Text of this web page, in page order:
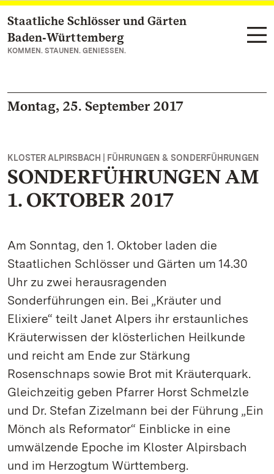
Zum Hauptinhalt springen
Staatliche Schlösser und Gärten
Baden‑Württemberg
KOMMEN. STAUNEN. GENIESSEN.
Montag, 25. September 2017
KLOSTER ALPIRSBACH | FÜHRUNGEN & SONDERFÜHRUNGEN
SONDERFÜHRUNGEN AM
1. OKTOBER 2017
Am Sonntag, den 1. Oktober laden die
Staatlichen Schlösser und Gärten um 14.30
Uhr zu zwei herausragenden
Sonderführungen ein. Bei „Kräuter und
Elixiere“ teilt Janet Alpers ihr erstaunliches
Kräuterwissen der klösterlichen Heilkunde
und reicht am Ende zur Stärkung
Rosenschnaps sowie Brot mit Kräuterquark.
Gleichzeitig geben Pfarrer Horst Schmelzle
und Dr. Stefan Zizelmann bei der Führung „Ein
Mönch als Reformator“ Einblicke in eine
umwälzende Epoche im Kloster Alpirsbach
und im Herzogtum Württemberg.